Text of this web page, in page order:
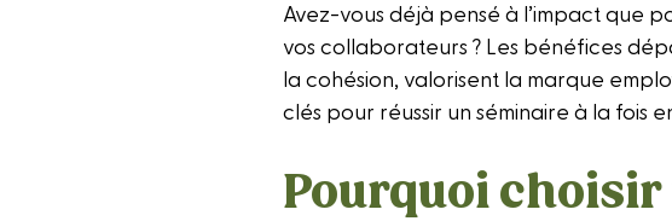
Avez-vous déjà pensé à l’impact que
vos collaborateurs ? Les bénéfices
la cohésion, valorisent la marque
clés pour réussir un séminaire à la fois
Pourquoi